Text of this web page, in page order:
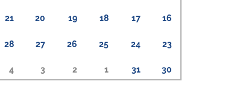
16
17
18
19
20
21
23
24
25
26
27
28
30
31
1
2
3
4